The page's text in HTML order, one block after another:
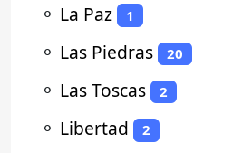
⚬ La Paz 1
⚬ Las Piedras 20
⚬ Las Toscas 2
⚬ Libertad 2